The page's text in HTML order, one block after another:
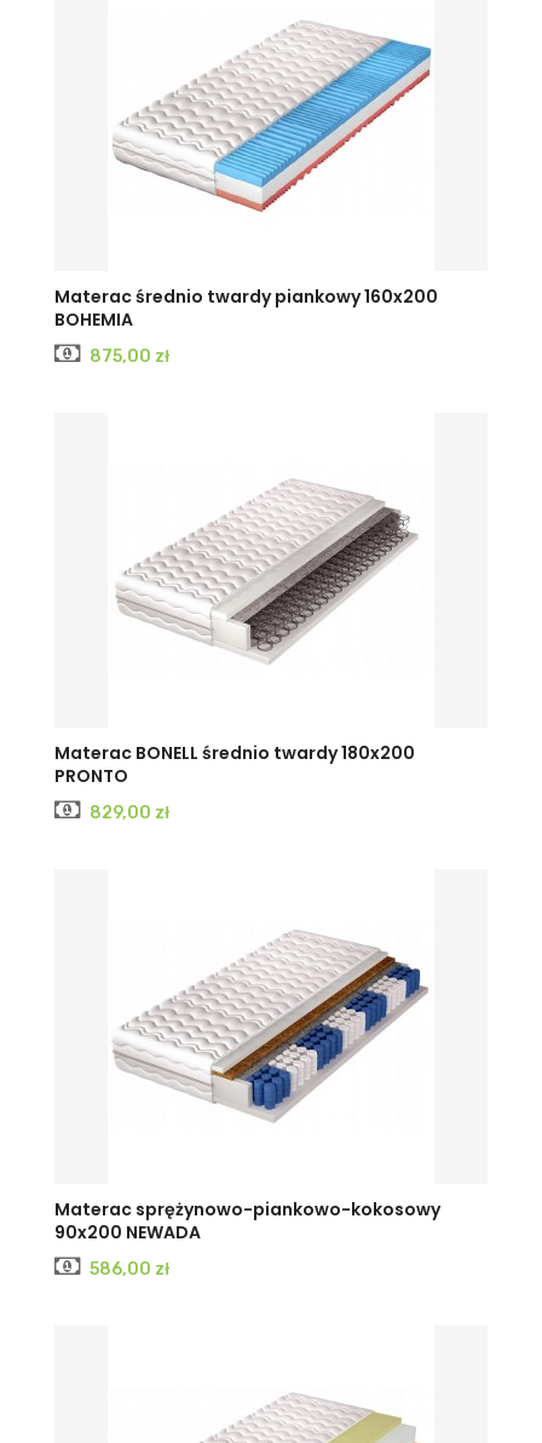
Materac średnio twardy piankowy 160x200
BOHEMIA
Cena
875,00 zł
Materac BONELL średnio twardy 180x200
PRONTO
Cena
829,00 zł
Materac sprężynowo-piankowo-kokosowy
90x200 NEWADA
Cena
586,00 zł